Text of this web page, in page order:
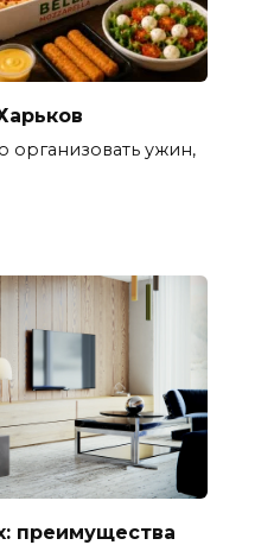
организовать ужин,
преимущества